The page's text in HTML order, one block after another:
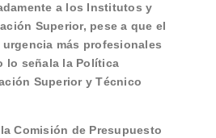
a los Institutos y
Superior, pese a que el
más profesionales
lo señala la Política
Superior y Técnico
Comisión de Presupuesto